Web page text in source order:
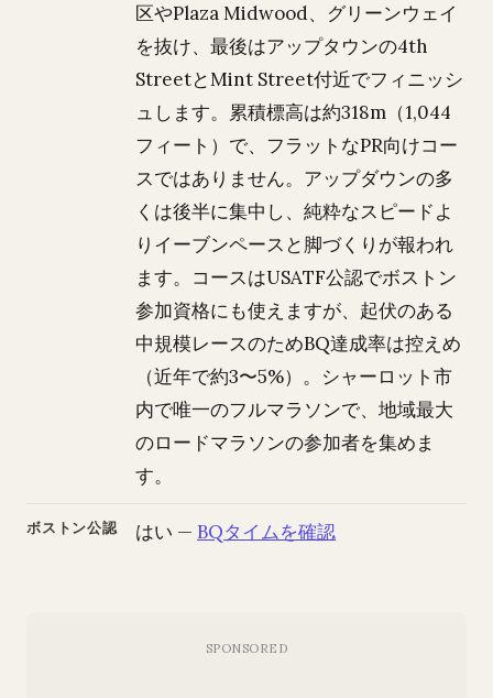
区やPlaza Midwood、グリーンウェイ
を抜け、最後はアップタウンの4th
StreetとMint Street付近でフィニッシ
ュします。累積標高は約318m（1,044
フィート）で、フラットなPR向けコー
スではありません。アップダウンの多
くは後半に集中し、純粋なスピードよ
りイーブンペースと脚づくりが報われ
ます。コースはUSATF公認でボストン
参加資格にも使えますが、起伏のある
中規模レースのためBQ達成率は控えめ
（近年で約3〜5%）。シャーロット市
内で唯一のフルマラソンで、地域最大
のロードマラソンの参加者を集めま
す。
ボストン公認 はい — BQタイムを確認